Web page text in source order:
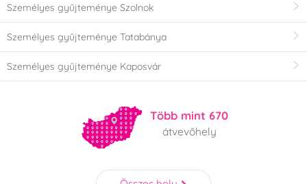
Személyes gyűjteménye Szolnok
Személyes gyűjteménye Tatabánya
Személyes gyűjteménye Kaposvár
Több mint 670
átvevőhely